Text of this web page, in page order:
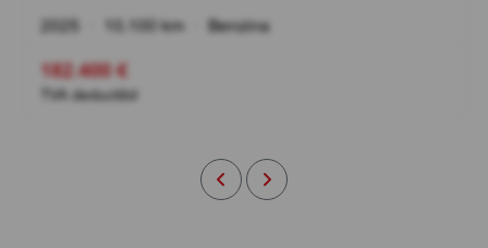
2025 10.100 km Benzina
182.400 €
TVA deductibil